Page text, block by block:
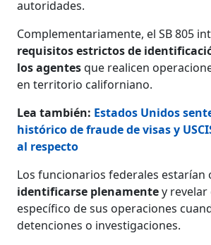
autoridades.
Complementariamente, el SB 805
requisitos estrictos de
los agentesque realicen
en territorio californiano.
Lea también: Estados Unidos
histórico de fraude de visas y
al respecto
Los funcionarios federales estarían
identificarse plenamentey
específico de sus operaciones
detenciones o investigaciones.